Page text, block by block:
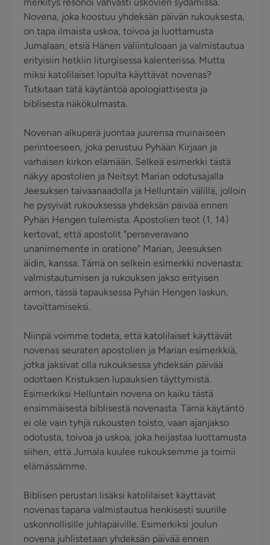
Novena, joka koostuu yhdeksän päivän rukouksesta,
on tapa ilmaista uskoa, toivoa ja luottamusta
Jumalaan, etsiä Hänen väliintuloaan ja valmistautua
erityisiin hetkiin liturgisessa kalenterissa. Mutta
miksi katolilaiset lopulta käyttävät novenas?
Tutkitaan tätä käytäntöä apologiattisesta ja
biblisesta näkökulmasta.
Novenan alkuperä juontaa juurensa muinaiseen
perinteeseen, joka perustuu Pyhään Kirjaan ja
varhaisen kirkon elämään. Selkeä esimerkki tästä
näkyy apostolien ja Neitsyt Marian odotusajalla
Jeesuksen taivaanaadolla ja Helluntain välillä, jolloin
he pysyivät rukouksessa yhdeksän päivää ennen
Pyhän Hengen tulemista. Apostolien teot (1, 14)
kertovat, että apostolit "perseveravano
unanimemente in oratione" Marian, Jeesuksen
äidin, kanssa. Tämä on selkein esimerkki novenasta:
valmistautumisen ja rukouksen jakso erityisen
armon, tässä tapauksessa Pyhän Hengen laskun,
tavoittamiseksi.
Niinpä voimme todeta, että katolilaiset käyttävät
novenas seuraten apostolien ja Marian esimerkkiä,
jotka jaksivat olla rukouksessa yhdeksän päivää
odottaen Kristuksen lupauksien täyttymistä.
Esimerkiksi Helluntain novena on kaiku tästä
ensimmäisestä biblisestä novenasta. Tämä käytäntö
ei ole vain tyhjä rukousten toisto, vaan ajanjakso
odotusta, toivoa ja uskoa, joka heijastaa luottamusta
siihen, että Jumala kuulee rukouksemme ja toimii
elämässämme.
Biblisen perustan lisäksi katolilaiset käyttävät
novenas tapana valmistautua henkisesti suurille
uskonnollisille juhlapäiville. Esimerkiksi joulun
novena juhlistetaan yhdeksän päivää ennen